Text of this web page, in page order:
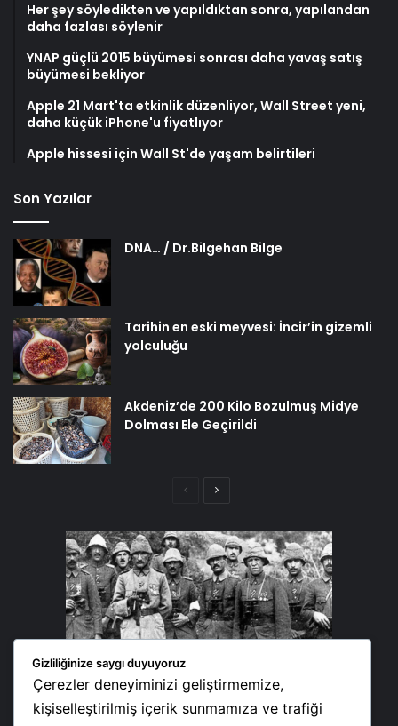
Her şey söyledikten ve yapıldıktan sonra, yapılandan
daha fazlası söylenir
YNAP güçlü 2015 büyümesi sonrası daha yavaş satış
büyümesi bekliyor
Apple 21 Mart'ta etkinlik düzenliyor, Wall Street yeni,
daha küçük iPhone'u fiyatlıyor
Apple hissesi için Wall St'de yaşam belirtileri
Son Yazılar
DNA… / Dr.Bilgehan Bilge
Tarihin en eski meyvesi: İncir’in gizemli
yolculuğu
Akdeniz’de 200 Kilo Bozulmuş Midye
Dolması Ele Geçirildi
ÖncekiSonraki
Gizliliğinize saygı duyuyoruz
Çerezler deneyiminizi geliştirmemize,
kişiselleştirilmiş içerik sunmamıza ve trafiği